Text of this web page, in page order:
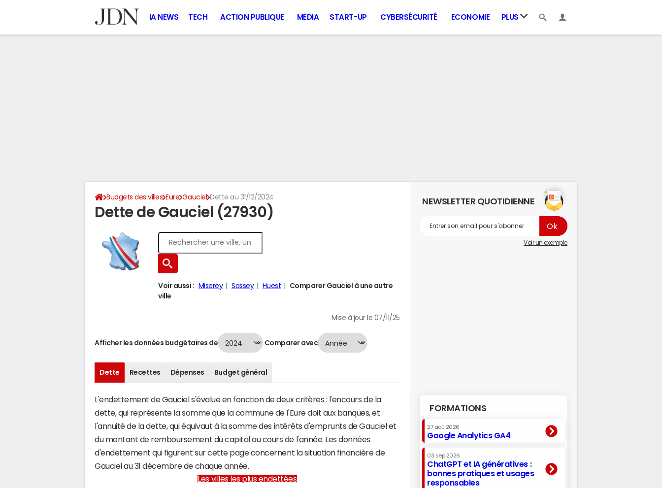
IA NEWS TECH ACTION PUBLIQUE MEDIA START-UP CYBERSÉCURITÉ ECONOMIE PLUS
Budgets des villes Eure Gauciel Dette au 31/12/2024
Dette de Gauciel (27930)
Voir aussi : Miserey Sassey Huest
Comparer Gauciel à une autre
ville
Mise à jour le 07/11/25
Afficher les données budgétaires de Comparer avec
Dette Recettes Dépenses Budget général
L'endettement de Gauciel s'évalue en fonction de deux critères : l'encours de la
dette, qui représente la somme que la commune de l'Eure doit aux banques, et
l'annuité de la dette, qui équivaut à la somme des intérêts d'emprunts de Gauciel et
du montant de remboursement du capital au cours de l'année. Les données
d'endettement qui figurent sur cette page concernent la situation financière de
Gauciel au 31 décembre de chaque année.
Les villes les plus endettées
NEWSLETTER QUOTIDIENNE
Voir un exemple
FORMATIONS
27 aoû 2026
Google Analytics GA4
03 sep 2026
ChatGPT et IA génératives :
bonnes pratiques et usages
responsables